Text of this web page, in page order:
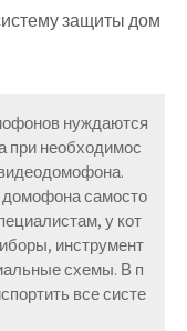
защиты дом
нуждаются
при необходимос
домофона самосто
у кот
инструмент
схемы. В п
все систе